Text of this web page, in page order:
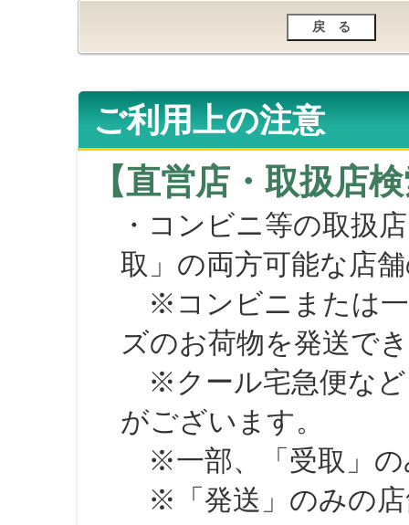
ご利用上の注意
【直営店・取扱店
・コンビニ等の取扱
取」の両方可能な店
※コンビニまたは一
ズのお荷物を発送で
※クール宅急便など
がございます。
※一部、「受取」の
※「発送」のみの店